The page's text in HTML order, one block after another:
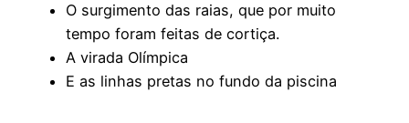
O surgimento das raias, que por muito
tempo foram feitas de cortiça.
A virada Olímpica
E as linhas pretas no fundo da piscina